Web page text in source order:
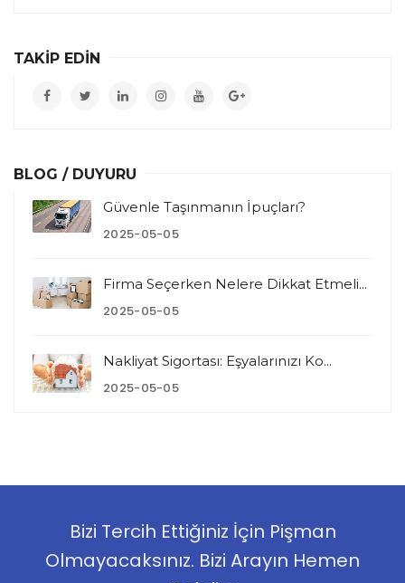
TAKİP EDİN
BLOG / DUYURU
Güvenle Taşınmanın İpuçları?
2025-05-05
Firma Seçerken Nelere Dikkat Etmeli...
2025-05-05
Nakliyat Sigortası: Eşyalarınızı Ko...
2025-05-05
Bizi Tercih Ettiğiniz İçin Pişman
Olmayacaksınız. Bizi Arayın Hemen